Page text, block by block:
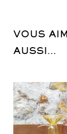
VOUS
AUSSI…